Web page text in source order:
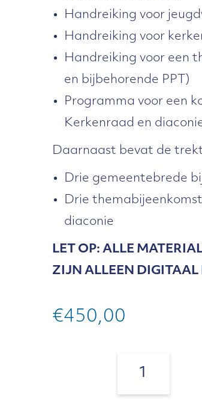
Handreiking voor
Handreiking voor
Handreiking voor een
en bijbehorende PPT)
Programma voor een
Kerkenraad en
Daarnaast bevat de
Drie gemeentebrede
Drie
diaconie
LET OP: ALLE
ZIJN ALLEEN DIGITAAL
€450,00
(doe-
zelf